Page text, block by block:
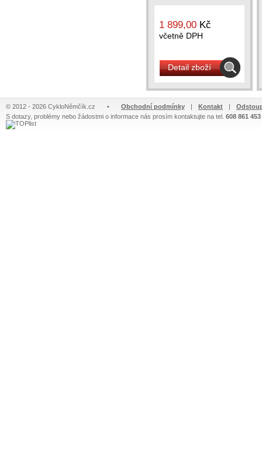
1 899,00 Kč
včetně DPH
Detail zboží
© 2012 - 2026 CykloNěmčík.cz • Obchodní podmínky | Kontakt |
S dotazy, problémy nebo žádostmi o informace nás prosím kontaktujte na tel. 608 861 453